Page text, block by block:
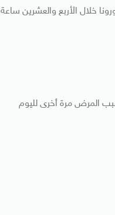
خلال الأربع والعشرين ساعة
المركزة بسبب المرض مرة أخرى لليوم